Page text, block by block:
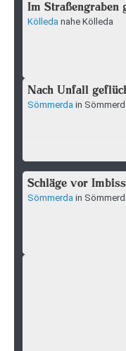
Im Straßengraben
Kölleda nahe Kölleda
Nach Unfall
Sömmerda in
Schläge vor Imbiss
Sömmerda in